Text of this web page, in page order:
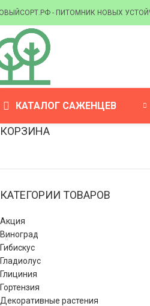
- ПИТОМНИК НОВЫХ
КАТАЛОГ САЖЕНЦЕВ
КОРЗИНА
КАТЕГОРИИ ТОВАРОВ
Акция
Виноград
Гибискус
Гладиолус
Глициния
Гортензия
Декоративные растения